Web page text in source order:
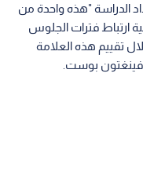
الدراسة "هذه واحدة من
ارتباط فترات الجلوس
تقييم هذه العلامة
بوست.